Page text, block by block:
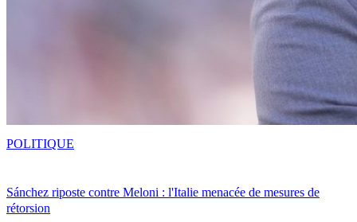
Sánchez riposte contre Meloni : l'Italie menacée de mesures de
rétorsion
POLITIQUE